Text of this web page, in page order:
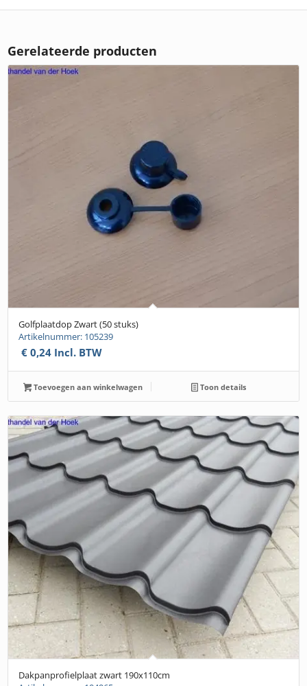
Gerelateerde producten
Golfplaatdop Zwart (50 stuks)
Artikelnummer: 105239
€ 0,24 Incl. BTW
Toevoegen aan winkelwagen Toon details
Dakpanprofielplaat zwart 190x110cm